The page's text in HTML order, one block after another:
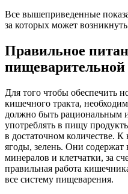
Все вышеприведенные
за которых может
Правильное
Для того чтобы обеспечить
кишечного тракта,
должно быть рациональным
употреблять в пищу
в достаточном количестве.
ягоды, зелень. Они содержат
минералов и клетчатки, за
правильная работа
все систему пищеварения.